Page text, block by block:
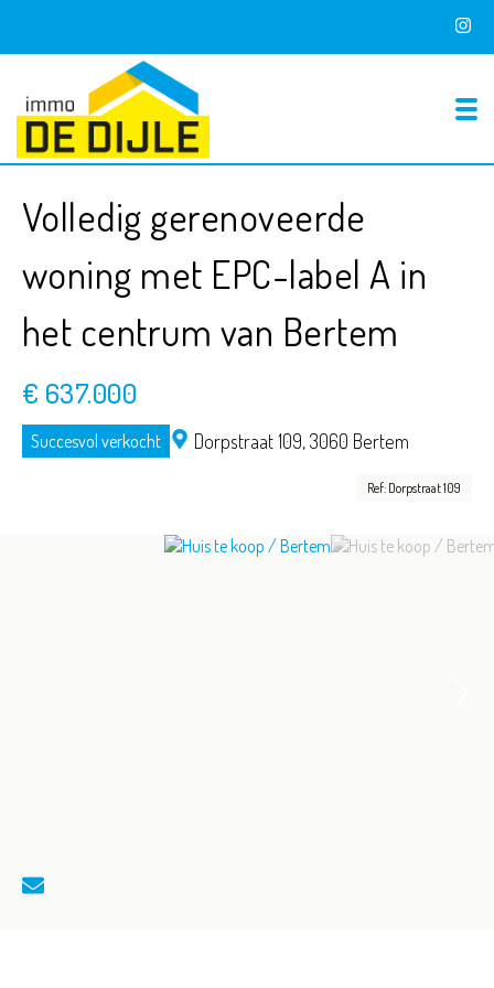
Volledig gerenoveerde
woning met EPC-label A in
het centrum van Bertem
€ 637.000
Succesvol verkocht Dorpstraat 109,3060 Bertem
Ref: Dorpstraat 109